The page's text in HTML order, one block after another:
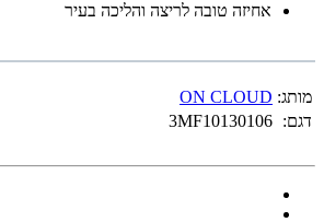
אחיזה טובה לריצה והליכה בעיר
מותג: ON CLOUD
דגם: 3MF10130106